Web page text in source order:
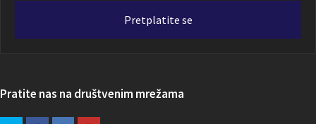
Pretplatite se
Pratite nas na društvenim mrežama